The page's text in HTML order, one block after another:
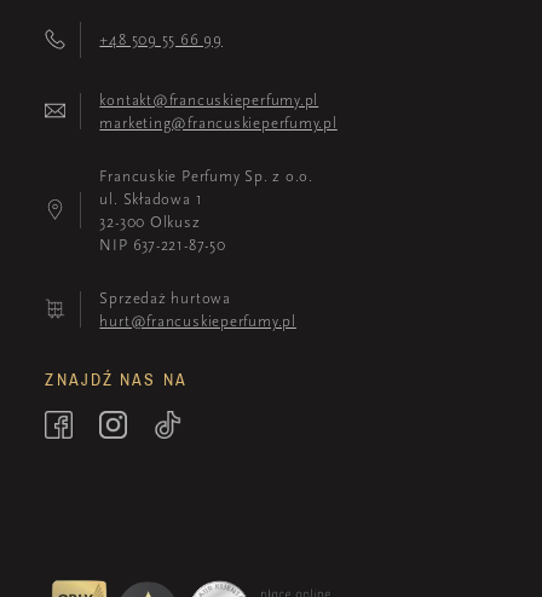
+48 509 55 66 99
kontakt@francuskieperfumy.pl
marketing@francuskieperfumy.pl
Francuskie Perfumy Sp. z o.o.
ul. Składowa 1
32-300 Olkusz
NIP 637-221-87-50
Sprzedaż hurtowa
hurt@francuskieperfumy.pl
ZNAJDŹ NAS NA